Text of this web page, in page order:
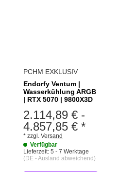
PCHM EXKLUSIV
Endorfy Ventum |
Wasserkühlung ARGB
| RTX 5070 | 9800X3D
2.114,89 € -
4.857,85 € *
* zzgl. Versand
Verfügbar
Lieferzeit: 5 - 7 Werktage
(DE - Ausland abweichend)